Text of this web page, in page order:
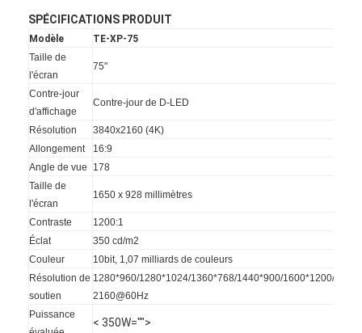
Aperçu
Produits
Vidéos
VR Show
A propos de nous
SPÉCIFICATIONS PRODUIT
Modèle
TE-XP-75
Taille de
l'écran
75"
Contre-jour
d'affichage
Contre-jour de D-LED
Résolution
3840x2160 (4K)
Allongement
16:9
Angle de vue
178
Taille de
l'écran
1650 x 928 millimètres
Contraste
1200:1
Éclat
350 cd/m2
Couleur
10bit, 1,07 milliards de couleurs
Résolution de
soutien
1280*960/1280*1024/1360*768/1440*900/1600*1200/
2160@60Hz
Puissance
< 350W="">